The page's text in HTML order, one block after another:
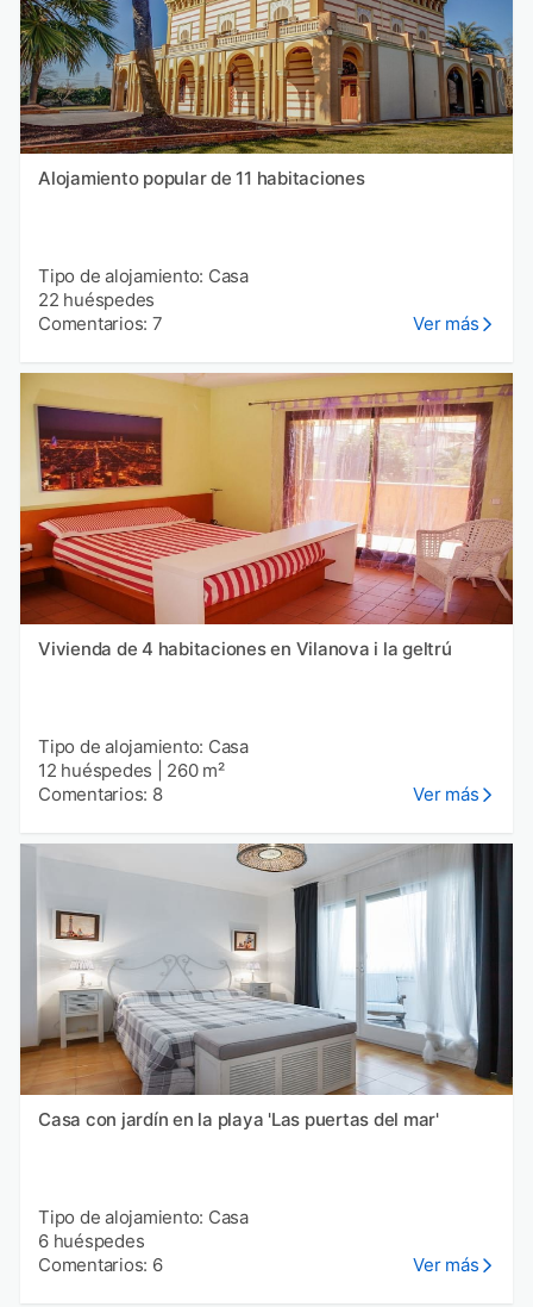
Alojamiento popular de 11 habitaciones
Tipo de alojamiento: Casa
22 huéspedes
Comentarios: 7
Ver más
Vivienda de 4 habitaciones en Vilanova i la geltrú
Tipo de alojamiento: Casa
12 huéspedes
260 m²
Comentarios: 8
Ver más
Casa con jardín en la playa 'Las puertas del mar'
Tipo de alojamiento: Casa
6 huéspedes
Comentarios: 6
Ver más